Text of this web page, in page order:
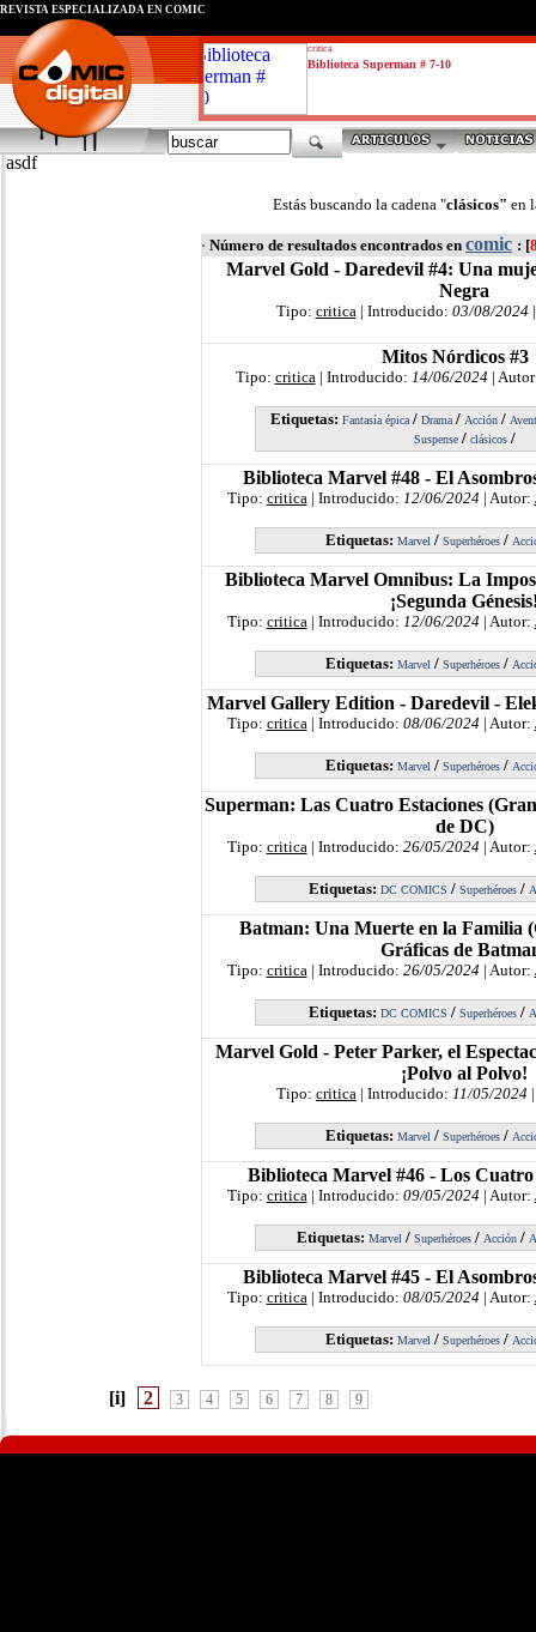
critica
Biblioteca Superman # 7-10
REVISTA ESPECIALIZADA EN CÓMIC
asdf
Estás buscando la cadena "clásicos" en
· Número de resultados encontrados en comic : [
Marvel Gold - Daredevil #4: Una
Negra
Tipo: critica| Introducido: 03/08/2024|
Mitos Nórdicos #3
Tipo: critica| Introducido: 14/06/2024|
Etiquetas: Fantasía épica/ Drama/ Acción/
Suspense/ clásicos/
Biblioteca Marvel #48 - El
Tipo: critica| Introducido: 12/06/2024| Autor:
Etiquetas: Marvel / Superhéroes /
Biblioteca Marvel Omnibus: La
¡Segunda
Tipo: critica| Introducido: 12/06/2024| Autor:
Etiquetas: Marvel / Superhéroes /
Marvel Gallery Edition - Daredevil -
Tipo: critica| Introducido: 08/06/2024| Autor:
Etiquetas: Marvel / Superhéroes /
Superman: Las Cuatro Estaciones
de DC)
Tipo: critica| Introducido: 26/05/2024| Autor:
Etiquetas: DC COMICS / Superhéroes /
Batman: Una Muerte en la Familia
Gráficas de
Tipo: critica| Introducido: 26/05/2024| Autor:
Etiquetas: DC COMICS / Superhéroes /
Marvel Gold - Peter Parker, el
¡Polvo al Polvo!
Tipo: critica | Introducido: 11/05/2024
Etiquetas: Marvel / Superhéroes /
Biblioteca Marvel #46 - Los Cuatro
Tipo: critica| Introducido: 09/05/2024| Autor:
Etiquetas: Marvel/ Superhéroes/ Acción/
Biblioteca Marvel #45 - El
Tipo: critica| Introducido: 08/05/2024| Autor:
Etiquetas: Marvel / Superhéroes /
[i] 2 3 4 5 6 7 8 9